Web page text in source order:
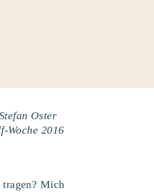
Oster
Woche 2016
Mich